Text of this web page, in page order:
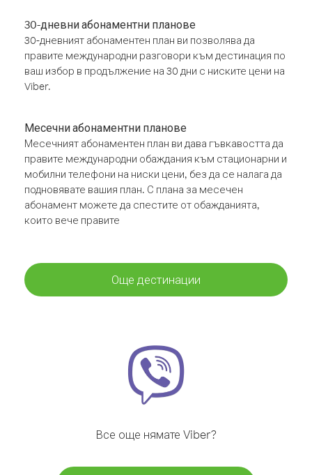
30-дневни абонаментни планове
30-дневният абонаментен план ви позволява да
правите международни разговори към дестинация по
ваш избор в продължение на 30 дни с ниските цени на
Viber.
Месечни абонаментни планове
Месечният абонаментен план ви дава гъвкавостта да
правите международни обаждания към стационарни и
мобилни телефони на ниски цени, без да се налага да
подновявате вашия план. С плана за месечен
абонамент можете да спестите от обажданията,
които вече правите
Още дестинации
Все още нямате Viber?